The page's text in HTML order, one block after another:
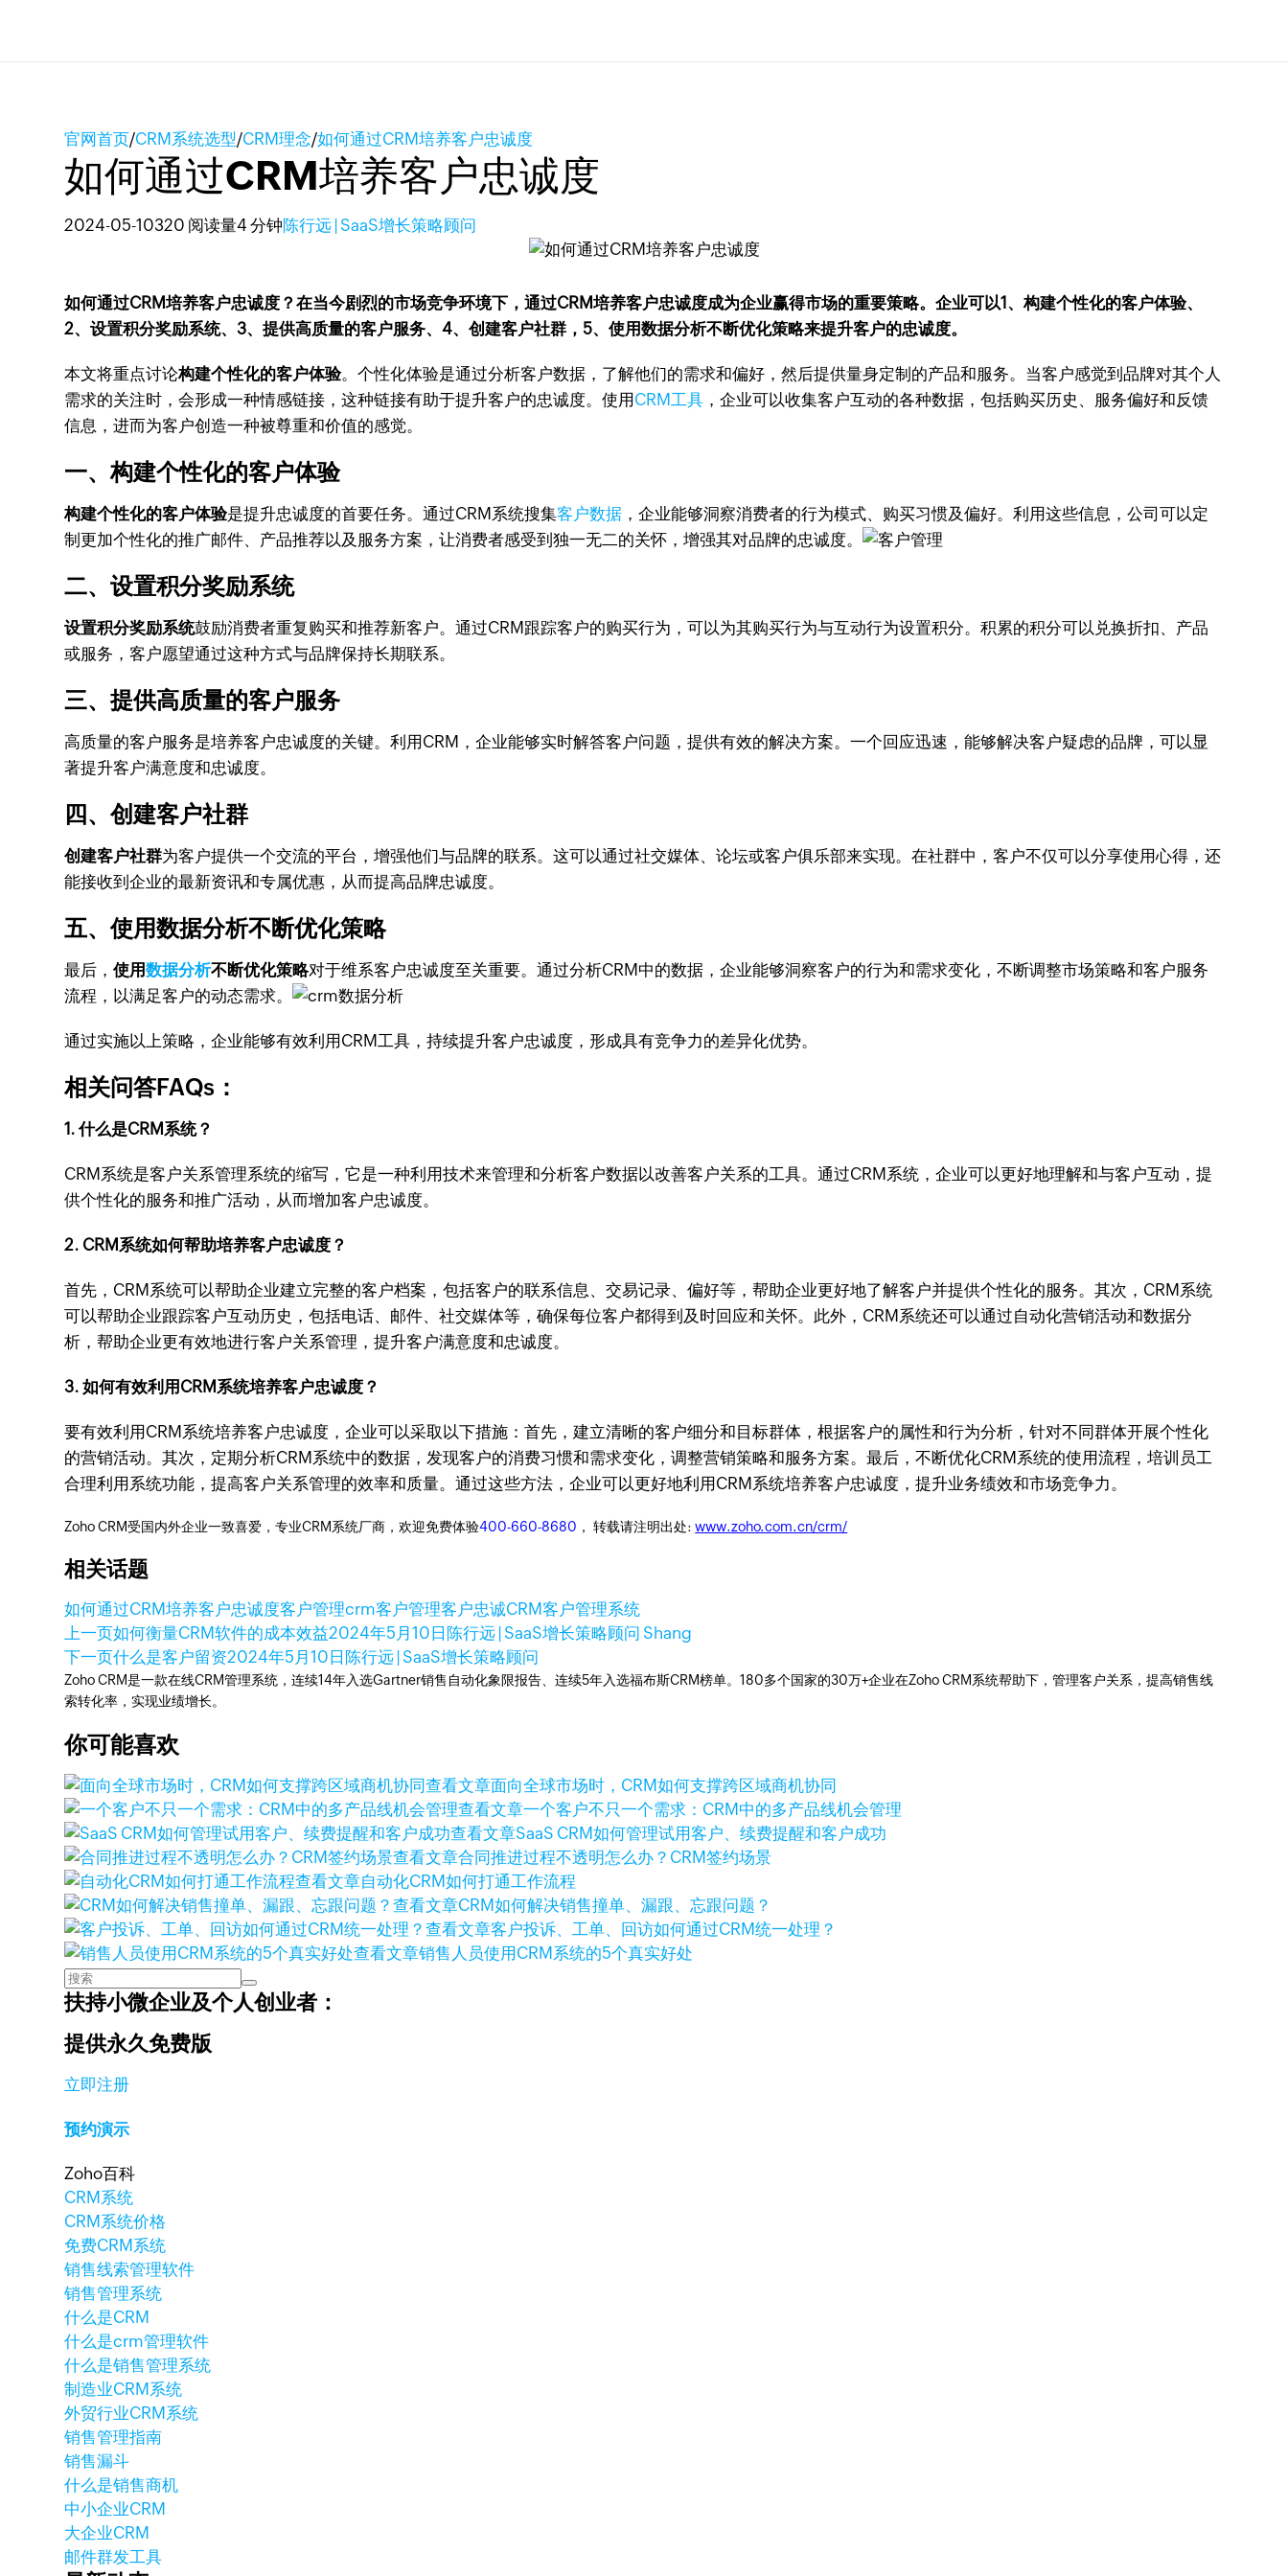
官网首页/CRM系统选型/CRM理念/如何通过CRM培养客户忠诚度
如何通过CRM培养客户忠诚度
2024-05-10320 阅读量4 分钟陈行远 | SaaS增长策略顾问
如何通过CRM培养客户忠诚度？在当今剧烈的市场竞争环境下，通过CRM培养客户忠诚度成为企业赢得市场的重要策略。企业可以1、构建个性化的客户体验、
2、设置积分奖励系统、3、提供高质量的客户服务、4、创建客户社群，5、使用数据分析不断优化策略来提升客户的忠诚度。
本文将重点讨论构建个性化的客户体验。个性化体验是通过分析客户数据，了解他们的需求和偏好，然后提供量身定制的产品和服务。当客户感觉到品牌对其个人
需求的关注时，会形成一种情感链接，这种链接有助于提升客户的忠诚度。使用 CRM工具 ，企业可以收集客户互动的各种数据，包括购买历史、服务偏好和反馈
信息，进而为客户创造一种被尊重和价值的感觉。
一、构建个性化的客户体验
构建个性化的客户体验是提升忠诚度的首要任务。通过CRM系统搜集客户数据 ，企业能够洞察消费者的行为模式、购买习惯及偏好。利用这些信息，公司可以定
制更加个性化的推广邮件、产品推荐以及服务方案，让消费者感受到独一无二的关怀，增强其对品牌的忠诚度。
二、设置积分奖励系统
设置积分奖励系统鼓励消费者重复购买和推荐新客户。通过CRM跟踪客户的购买行为，可以为其购买行为与互动行为设置积分。积累的积分可以兑换折扣、产品
或服务，客户愿望通过这种方式与品牌保持长期联系。
三、提供高质量的客户服务
高质量的客户服务是培养客户忠诚度的关键。利用CRM，企业能够实时解答客户问题，提供有效的解决方案。一个回应迅速，能够解决客户疑虑的品牌，可以显
著提升客户满意度和忠诚度。
四、创建客户社群
创建客户社群为客户提供一个交流的平台，增强他们与品牌的联系。这可以通过社交媒体、论坛或客户俱乐部来实现。在社群中，客户不仅可以分享使用心得，还
能接收到企业的最新资讯和专属优惠，从而提高品牌忠诚度。
五、使用数据分析不断优化策略
最后，使用数据分析不断优化策略对于维系客户忠诚度至关重要。通过分析CRM中的数据，企业能够洞察客户的行为和需求变化，不断调整市场策略和客户服务
流程，以满足客户的动态需求。
通过实施以上策略，企业能够有效利用CRM工具，持续提升客户忠诚度，形成具有竞争力的差异化优势。
相关问答FAQs：
1. 什么是CRM系统？
CRM系统是客户关系管理系统的缩写，它是一种利用技术来管理和分析客户数据以改善客户关系的工具。通过CRM系统，企业可以更好地理解和与客户互动，提
供个性化的服务和推广活动，从而增加客户忠诚度。
2. CRM系统如何帮助培养客户忠诚度？
首先，CRM系统可以帮助企业建立完整的客户档案，包括客户的联系信息、交易记录、偏好等，帮助企业更好地了解客户并提供个性化的服务。其次，CRM系统
可以帮助企业跟踪客户互动历史，包括电话、邮件、社交媒体等，确保每位客户都得到及时回应和关怀。此外，CRM系统还可以通过自动化营销活动和数据分
析，帮助企业更有效地进行客户关系管理，提升客户满意度和忠诚度。
3. 如何有效利用CRM系统培养客户忠诚度？
要有效利用CRM系统培养客户忠诚度，企业可以采取以下措施：首先，建立清晰的客户细分和目标群体，根据客户的属性和行为分析，针对不同群体开展个性化
的营销活动。其次，定期分析CRM系统中的数据，发现客户的消费习惯和需求变化，调整营销策略和服务方案。最后，不断优化CRM系统的使用流程，培训员工
合理利用系统功能，提高客户关系管理的效率和质量。通过这些方法，企业可以更好地利用CRM系统培养客户忠诚度，提升业务绩效和市场竞争力。
Zoho CRM受国内外企业一致喜爱，专业CRM系统厂商，欢迎免费体验400-660-8680 ， 转载请注明出处:www.zoho.com.cn/crm/
相关话题
如何通过CRM培养客户忠诚度客户管理crm客户管理客户忠诚CRM客户管理系统
上一页如何衡量CRM软件的成本效益2024年5月10日 陈行远 | SaaS增长策略顾问 Shang
下一页什么是客户留资2024年5月10日 陈行远 | SaaS增长策略顾问
Zoho CRM是一款在线CRM管理系统，连续14年入选Gartner销售自动化象限报告、连续5年入选福布斯CRM榜单。180多个国家的30万+企业在Zoho CRM系统帮助下，管理客户关系，提高销售线
索转化率，实现业绩增长。
你可能喜欢
查看文章面向全球市场时，CRM如何支撑跨区域商机协同
查看文章一个客户不只一个需求：CRM中的多产品线机会管理
查看文章SaaS CRM如何管理试用客户、续费提醒和客户成功
查看文章合同推进过程不透明怎么办？CRM签约场景
查看文章自动化CRM如何打通工作流程
查看文章CRM如何解决销售撞单、漏跟、忘跟问题？
查看文章客户投诉、工单、回访如何通过CRM统一处理？
查看文章销售人员使用CRM系统的5个真实好处
扶持小微企业及个人创业者：
提供永久免费版
立即注册
预约演示
Zoho百科
CRM系统
CRM系统价格
免费CRM系统
销售线索管理软件
销售管理系统
什么是CRM
什么是crm管理软件
什么是销售管理系统
制造业CRM系统
外贸行业CRM系统
销售管理指南
销售漏斗
什么是销售商机
中小企业CRM
大企业CRM
邮件群发工具